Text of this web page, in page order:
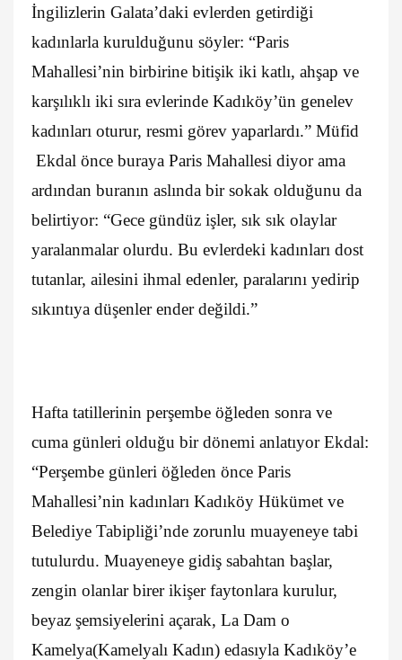
İngilizlerin Galata’daki evlerden getirdiği
kadınlarla kurulduğunu söyler: “Paris
Mahallesi’nin birbirine bitişik iki katlı, ahşap ve
karşılıklı iki sıra evlerinde Kadıköy’ün genelev
kadınları oturur, resmi görev yaparlardı.” Müfid
Ekdal önce buraya Paris Mahallesi diyor ama
ardından buranın aslında bir sokak olduğunu da
belirtiyor: “Gece gündüz işler, sık sık olaylar
yaralanmalar olurdu. Bu evlerdeki kadınları dost
tutanlar, ailesini ihmal edenler, paralarını yedirip
sıkıntıya düşenler ender değildi.”
Hafta tatillerinin perşembe öğleden sonra ve
cuma günleri olduğu bir dönemi anlatıyor Ekdal:
“Perşembe günleri öğleden önce Paris
Mahallesi’nin kadınları Kadıköy Hükümet ve
Belediye Tabipliği’nde zorunlu muayeneye tabi
tutulurdu. Muayeneye gidiş sabahtan başlar,
zengin olanlar birer ikişer faytonlara kurulur,
beyaz şemsiyelerini açarak, La Dam o
Kamelya(Kamelyalı Kadın) edasıyla Kadıköy’e